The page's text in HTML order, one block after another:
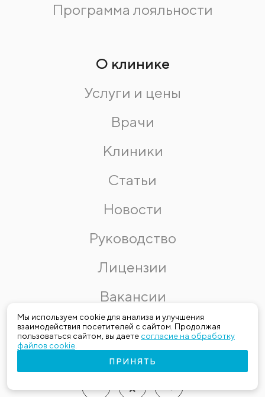
Мы используем cookie для анализа и улучшения
взаимодействия посетителей с сайтом. Продолжая
пользоваться сайтом, вы даете согласие на обработку
файлов cookie
ПРИНЯТЬ
Программа лояльности
О клинике
Услуги и цены
Врачи
Клиники
Статьи
Новости
Руководство
Лицензии
Вакансии
Контакты